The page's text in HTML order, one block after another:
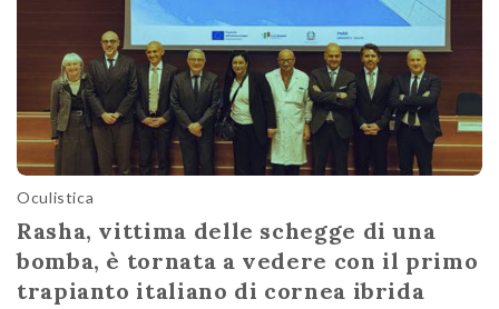
Oculistica
Rasha, vittima delle schegge di una
bomba, è tornata a vedere con il primo
trapianto italiano di cornea ibrida